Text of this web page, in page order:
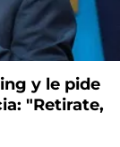
y le pide
"Retirate,